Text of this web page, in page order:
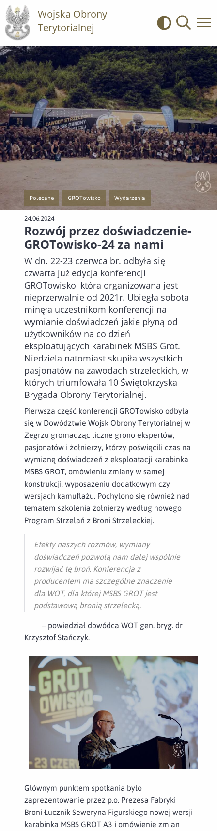
Wojska Obrony
Terytorialnej
Kontrast
Polecane
Przejście do nowej strony z listą publikacji o kategorii Polecane
GROTowisko
Przejście do nowej strony z listą publikacji o kategorii
Wydarzenia
Przejście do nowej strony z listą
24.06.2024
Rozwój przez doświadczenie-
GROTowisko-24 za nami
W dn. 22-23 czerwca br. odbyła się
czwarta już edycja konferencji
GROTowisko, która organizowana jest
nieprzerwalnie od 2021r. Ubiegła sobota
minęła uczestnikom konferencji na
wymianie doświadczeń jakie płyną od
użytkowników na co dzień
eksploatujących karabinek MSBS Grot.
Niedziela natomiast skupiła wszystkich
pasjonatów na zawodach strzeleckich, w
których triumfowała 10 Świętokrzyska
Brygada Obrony Terytorialnej.
Pierwsza część konferencji GROTowisko odbyła
się w Dowództwie Wojsk Obrony Terytorialnej w
Zegrzu gromadząc liczne grono ekspertów,
pasjonatów i żołnierzy, którzy poświęcili czas na
wymianę doświadczeń z eksploatacji karabinka
MSBS GROT, omówieniu zmiany w samej
konstrukcji, wyposażeniu dodatkowym czy
wersjach kamuflażu. Pochylono się również nad
tematem szkolenia żołnierzy według nowego
Program Strzelań z Broni Strzeleckiej.
Efekty naszych rozmów, wymiany
doświadczeń pozwolą nam dalej wspólnie
rozwijać tę broń. Konferencja z
producentem ma szczególne znaczenie
dla WOT, dla której MSBS GROT jest
podstawową bronią strzelecką.
– powiedział dowódca WOT gen. bryg. dr
Krzysztof Stańczyk.
Głównym punktem spotkania było
zaprezentowanie przez p.o. Prezesa Fabryki
Broni Łucznik Seweryna Figurskiego nowej wersji
karabinka MSBS GROT A3 i omówienie zmian